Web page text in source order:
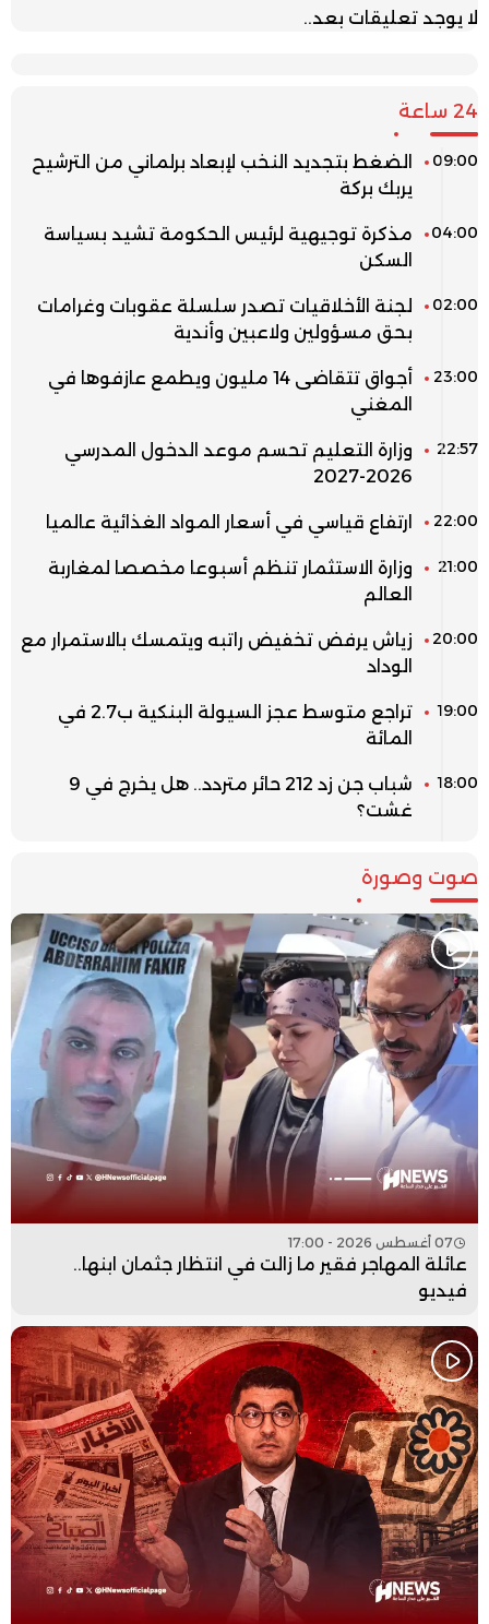
لا يوجد تعليقات بعد..
24 ساعة
09:00
الضغط بتجديد النخب لإبعاد برلماني من الترشيح
يربك بركة
04:00
مذكرة توجيهية لرئيس الحكومة تشيد بسياسة
السكن
02:00
لجنة الأخلاقيات تصدر سلسلة عقوبات وغرامات
بحق مسؤولين ولاعبين وأندية
23:00
أجواق تتقاضى 14 مليون ويطمع عازفوها في
المغني
22:57
وزارة التعليم تحسم موعد الدخول المدرسي
2026-2027
22:00 ارتفاع قياسي في أسعار المواد الغذائية عالميا
21:00
وزارة الاستثمار تنظم أسبوعا مخصصا لمغاربة
العالم
20:00
زياش يرفض تخفيض راتبه ويتمسك بالاستمرار مع
الوداد
19:00
تراجع متوسط عجز السيولة البنكية ب2.7 في
المائة
18:00
شباب جن زد 212 حائر متردد.. هل يخرج في 9
غشت؟
صوت وصورة
07 أغسطس 2026 - 17:00
عائلة المهاجر فقير ما زالت في انتظار جثمان ابنها..
فيديو